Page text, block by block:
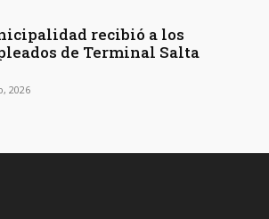
recibió a los
de Terminal Salta
2026